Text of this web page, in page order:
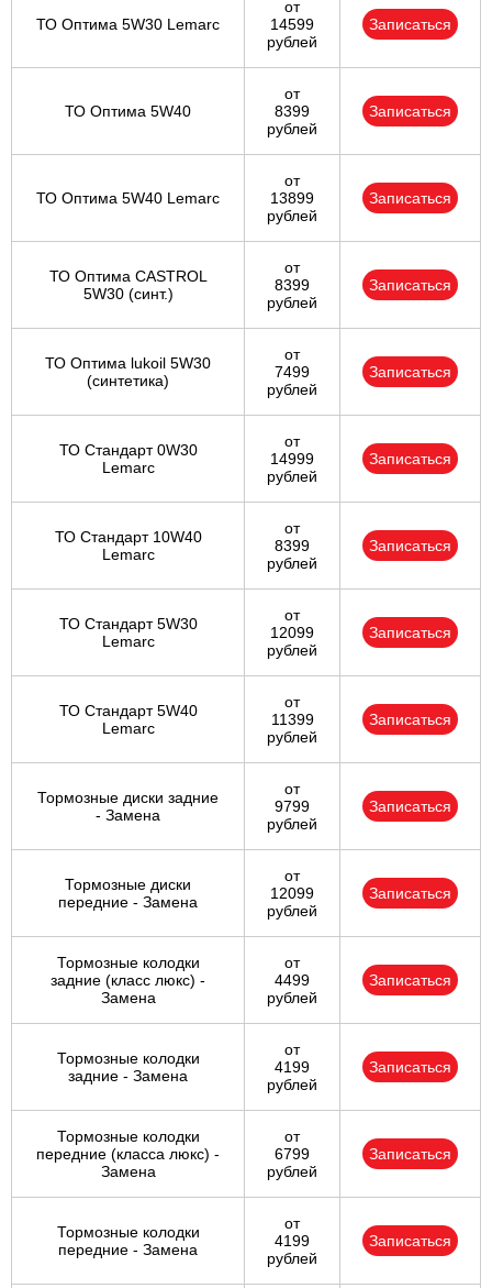
ТО Оптима 5W30 Lemarc
от
14599
рублей
Записаться
ТО Оптима 5W40
от
8399
рублей
Записаться
ТО Оптима 5W40 Lemarc
от
13899
рублей
Записаться
ТО Оптима CASTROL
5W30 (синт.)
от
8399
рублей
Записаться
ТО Оптима lukoil 5W30
(синтетика)
от
7499
рублей
Записаться
ТО Стандарт 0W30
Lemarc
от
14999
рублей
Записаться
ТО Стандарт 10W40
Lemarc
от
8399
рублей
Записаться
ТО Стандарт 5W30
Lemarc
от
12099
рублей
Записаться
ТО Стандарт 5W40
Lemarc
от
11399
рублей
Записаться
Тормозные диски задние
- Замена
от
9799
рублей
Записаться
Тормозные диски
передние - Замена
от
12099
рублей
Записаться
Тормозные колодки
задние (класс люкс) -
Замена
от
4499
рублей
Записаться
Тормозные колодки
задние - Замена
от
4199
рублей
Записаться
Тормозные колодки
передние (класса люкс) -
Замена
от
6799
рублей
Записаться
Тормозные колодки
передние - Замена
от
4199
рублей
Записаться